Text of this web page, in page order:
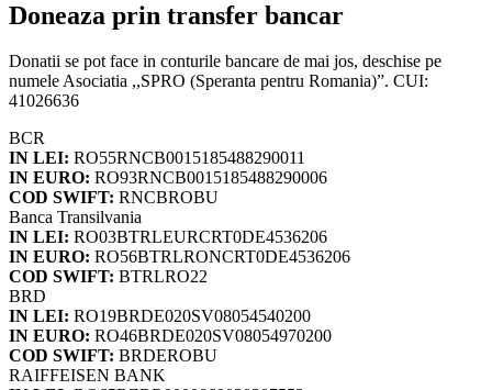
Doneaza prin transfer bancar
Donatii se pot face in conturile bancare de mai jos, deschise pe
numele Asociatia ,,SPRO (Speranta pentru Romania)”. CUI:
41026636
BCR
IN LEI: RO55RNCB0015185488290011
IN EURO: RO93RNCB0015185488290006
COD SWIFT: RNCBROBU
Banca Transilvania
IN LEI: RO03BTRLEURCRT0DE4536206
IN EURO: RO56BTRLRONCRT0DE4536206
COD SWIFT: BTRLRO22
BRD
IN LEI: RO19BRDE020SV08054540200
IN EURO: RO46BRDE020SV08054970200
COD SWIFT: BRDEROBU
RAIFFEISEN BANK